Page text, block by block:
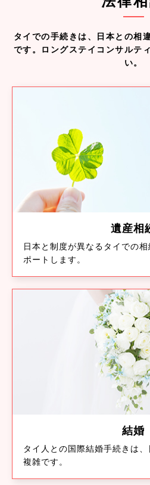
タイでの手続きは、日本との相
です。 ロングステイコンサルテ
い。
遺産相
日本と制度が異なるタイでの
ポートします。
結婚
タイ人との国際結婚手続きは
複雑です。